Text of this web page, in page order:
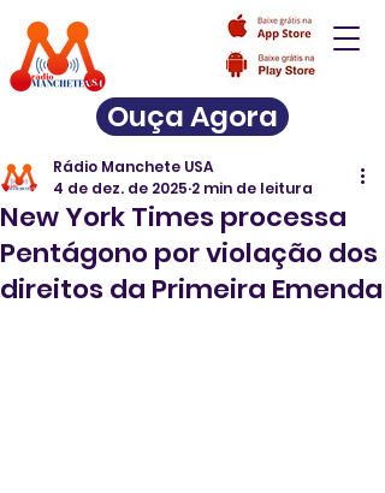
Ouça Agora
New York Times processa
Pentágono por violação dos
direitos da Primeira Emenda
Rádio Manchete USA
4 de dez. de 2025 2 min de leitura